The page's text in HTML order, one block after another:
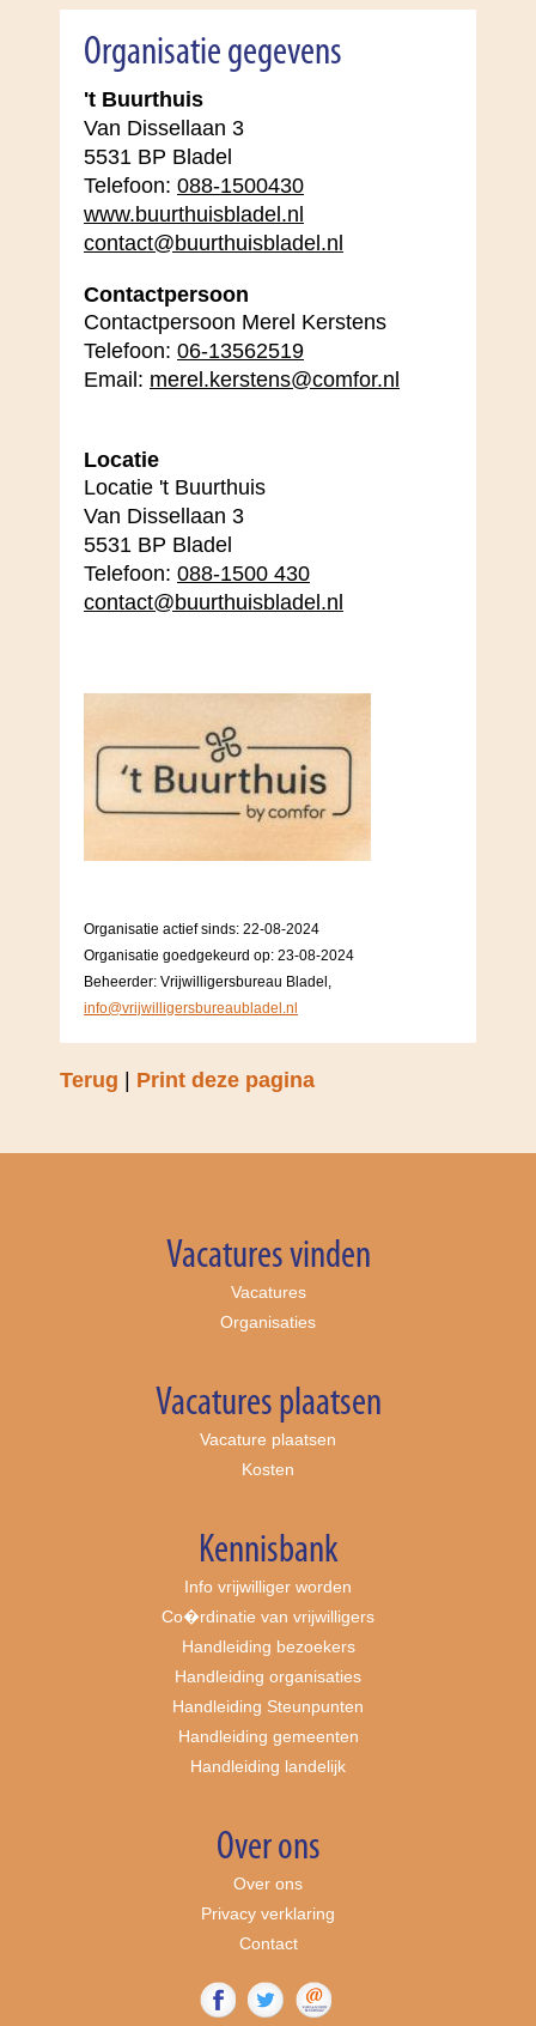
Organisatie gegevens
't Buurthuis
Van Dissellaan 3
5531 BP Bladel
Telefoon: 088-1500430
www.buurthuisbladel.nl
contact@buurthuisbladel.nl
Contactpersoon
Contactpersoon Merel Kerstens
Telefoon: 06-13562519
Email: merel.kerstens@comfor.nl
Locatie
Locatie 't Buurthuis
Van Dissellaan 3
5531 BP Bladel
Telefoon: 088-1500 430
contact@buurthuisbladel.nl
Organisatie actief sinds: 22-08-2024
Organisatie goedgekeurd op: 23-08-2024
Beheerder: Vrijwilligersbureau Bladel,
info@vrijwilligersbureaubladel.nl
Terug | Print deze pagina
Vacatures vinden
Vacatures
Organisaties
Vacatures plaatsen
Vacature plaatsen
Kosten
Kennisbank
Info vrijwilliger worden
Co�rdinatie van vrijwilligers
Handleiding bezoekers
Handleiding organisaties
Handleiding Steunpunten
Handleiding gemeenten
Handleiding landelijk
Over ons
Over ons
Privacy verklaring
Contact